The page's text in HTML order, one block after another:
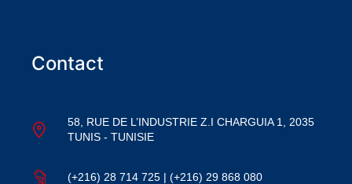
Contact
58, RUE DE L’INDUSTRIE Z.I CHARGUIA 1, 2035
TUNIS - TUNISIE
(+216) 28 714 725 | (+216) 29 868 080